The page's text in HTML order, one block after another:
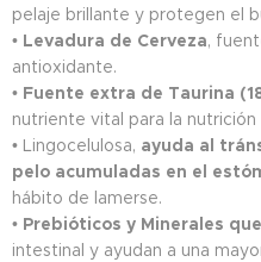
pelaje brillante y protegen el
• Levadura de Cerveza,
antioxidante.
• Fuente extra de Taurina
nutriente vital para la
• Lingocelulosa, ayuda al
pelo acumuladas en el
hábito de lamerse.
• Prebióticos y Minerales
intestinal y ayudan a una